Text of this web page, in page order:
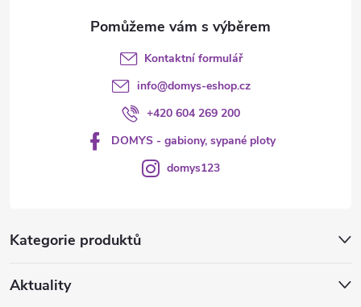
Kategorie produktů
Aktuality
Kontaktní formulář
info@domys-eshop.cz
+420 604 269 200
DOMYS - gabiony, sypané ploty
domys123